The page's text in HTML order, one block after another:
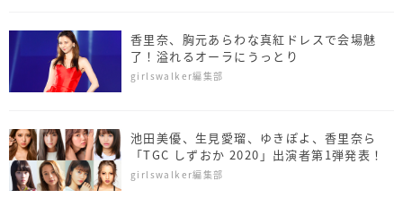
香里奈、胸元あらわな真紅ドレスで会場魅
了！溢れるオーラにうっとり
girlswalker編集部
池田美優、生見愛瑠、ゆきぽよ、香里奈ら
「TGC しずおか 2020」出演者第1弾発表！
girlswalker編集部